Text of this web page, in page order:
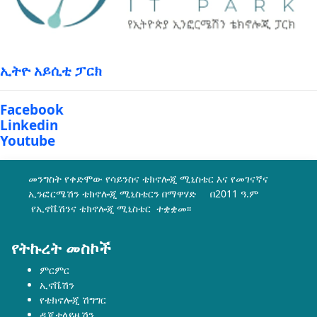
ኢትዮ አይሲቲ ፓርክ
Facebook
Linkedin
Youtube
መንግስት የቀድሞው የሳይንስና ቴክኖሎጂ ሚኒስቴር እና የመገናኛና
ኢንፎርሜሽን ቴክኖሎጂ ሚኒስቴርን በማዋሃድ በ2011 ዓ.ም
የኢኖቬሽንና ቴክኖሎጂ ሚኒስቴር ተቋቋመ፡፡
የትኩረት መስኮች
ምርምር
ኢኖቬሽን
የቴክኖሎጂ ሽግግር